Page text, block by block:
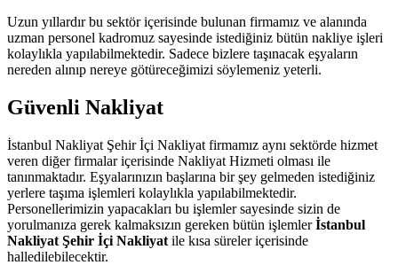
Uzun yıllardır bu sektör içerisinde bulunan firmamız ve alanında
uzman personel kadromuz sayesinde istediğiniz bütün nakliye işleri
kolaylıkla yapılabilmektedir. Sadece bizlere taşınacak eşyaların
nereden alınıp nereye götüreceğimizi söylemeniz yeterli.
Güvenli Nakliyat
İstanbul Nakliyat Şehir İçi Nakliyat firmamız aynı sektörde hizmet
veren diğer firmalar içerisinde Nakliyat Hizmeti olması ile
tanınmaktadır. Eşyalarınızın başlarına bir şey gelmeden istediğiniz
yerlere taşıma işlemleri kolaylıkla yapılabilmektedir.
Personellerimizin yapacakları bu işlemler sayesinde sizin de
yorulmanıza gerek kalmaksızın gereken bütün işlemlerİstanbul
Nakliyat Şehir İçi Nakliyat ile kısa süreler içerisinde
halledilebilecektir.